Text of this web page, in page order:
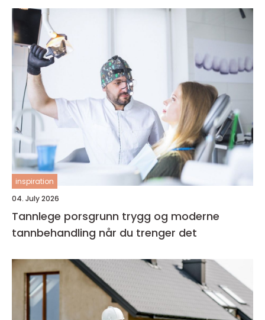
inspiration
04. July 2026
Tannlege porsgrunn trygg og moderne
tannbehandling når du trenger det